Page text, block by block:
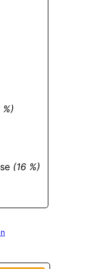
%)
(16 %)